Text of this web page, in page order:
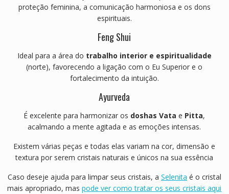
proteção feminina, a comunicação harmoniosa e os dons
espirituais.
Feng Shui
Ideal para a área do trabalho interior e espiritualidade
(norte), favorecendo a ligação com o Eu Superior e o
fortalecimento da intuição.
Ayurveda
É excelente para harmonizar os doshas Vata e Pitta,
acalmando a mente agitada e as emoções intensas.
Existem várias peças e todas elas variam na cor, dimensão e
textura por serem cristais naturais e únicos na sua essência
Caso deseje ajuda para limpar seus cristais, a Selenita é o cristal
mais apropriado, maspode ver como tratar os seus cristais aqui